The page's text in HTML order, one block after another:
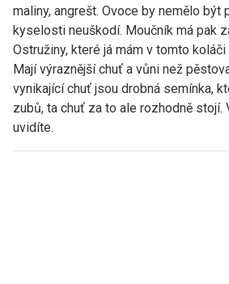
maliny, angrešt. Ovoce by nemělo být
kyselosti neuškodí. Moučník má pak
Ostružiny, které já mám v tomto koláči
Mají výraznější chuť a vůni než
vynikající chuť jsou drobná semínka,
zubů, ta chuť za to ale rozhodně stojí.
uvidíte.